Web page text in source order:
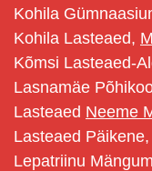
Kohila
Kohila Lasteaed,
Kõmsi Lasteaed-
Lasnamäe
Lasteaed Neeme
Lasteaed Päikene,
Lepatriinu